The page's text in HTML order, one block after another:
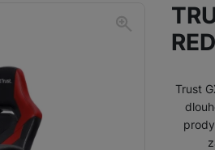
Nintendo Switch
Herní příslušenství
RED
Trust